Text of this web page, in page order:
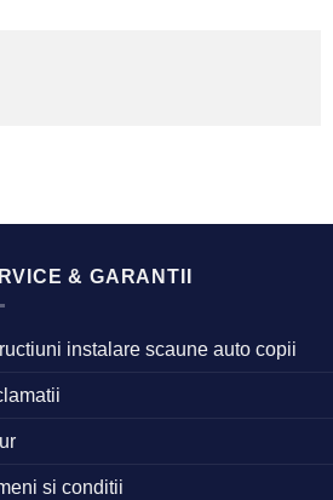
& GARANTII
instalare scaune auto copii
si conditii